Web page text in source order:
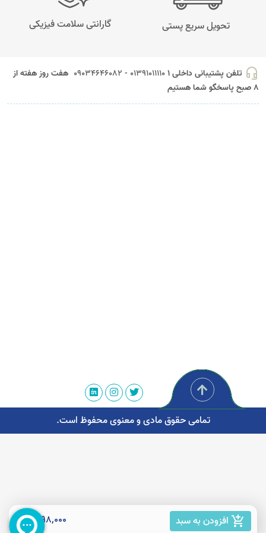
add_shopping_cart افزودن به سبد 198,000 تومان
تحویل سریع پستی گارانتی سلامت فیزیکی
headset_mic تلفن پشتیبانی داخلی 1 01391011110 - 09034646082
هفت روز هفته از
8 صبح پاسخگو شما هستیم
تمامی حقوق مادی و معنوی محفوظ است.